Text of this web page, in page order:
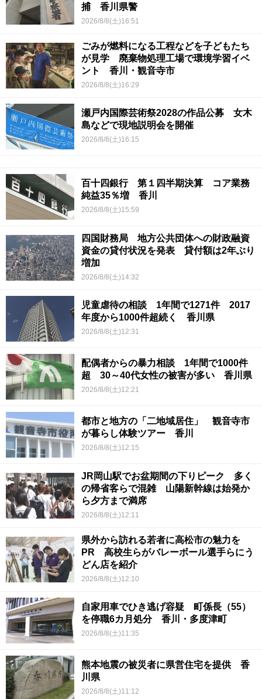
捕 香川県警
2026/8/8(土)16:51
ごみが燃料になる工程などを子どもたち
が見学 廃棄物処理工場で環境学習イベ
ント 香川・観音寺市
2026/8/8(土)16:29
瀬戸内国際芸術祭2028の作品公募 女木
島などで現地説明会を開催
2026/8/8(土)16:15
百十四銀行 第１四半期決算 コア業務
純益35％増 香川
2026/8/8(土)15:59
四国財務局 地方公共団体への財政融資
資金の貸付状況を発表 貸付額は2年ぶり
増加
2026/8/8(土)14:32
児童虐待の相談 1年間で1271件 2017
年度から1000件超続く 香川県
2026/8/8(土)12:31
配偶者からの暴力相談 1年間で1000件
超 30～40代女性の被害が多い 香川県
2026/8/8(土)12:21
都市と地方の「二地域居住」 観音寺市
が暮らし体験ツアー 香川
2026/8/8(土)12:15
JR岡山駅でお盆期間の下りピーク 多く
の帰省客らで混雑 山陽新幹線は始発か
ら夕方まで満席
2026/8/8(土)12:11
県外から訪れる若者に高松市の魅力を
PR 高校生らがバレーボール選手らにう
どん店を紹介
2026/8/8(土)12:10
自家用車でひき逃げ容疑 町係長（55）
を停職6カ月処分 香川・多度津町
2026/8/8(土)11:35
熊本地震の被災者に県営住宅を提供 香
川県
2026/8/8(土)11:12